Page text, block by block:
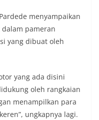
adanya deteksi dini ini,
keamanan dapat
situasi di
aman, tertib,
perayaan HUT
sambang Door
salah satu bentuk
Presisi yang
dan kedekatan
masyarakat. Melalui
menyampaikan
pameran
yang dibuat oleh
yang ada disini
oleh rangkaian
menampilkan para
ungkapnya lagi.